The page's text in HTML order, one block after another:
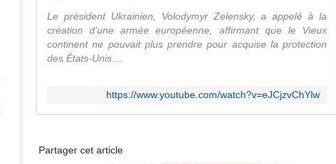
Le président Ukrainien, Volodymyr Zelensky, a appelé à la
création d'une armée européenne, affirmant que le Vieux
continent ne pouvait plus prendre pour acquise la protection
des États-Unis ...
https://www.youtube.com/watch?v=eJCjzvChYlw
Partager cet article